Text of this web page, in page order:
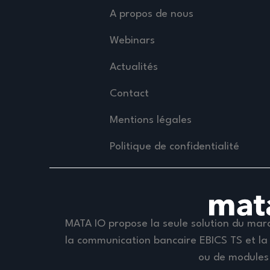
A propos de nous
Webinars
Actualités
Contact
Mentions légales
Politique de confidentialité
MATA IO propose la seule solution du
la communication bancaire EBICS TS et
ou de